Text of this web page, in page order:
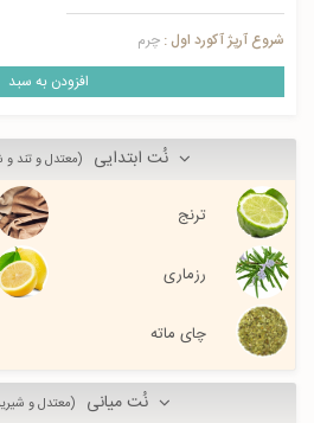
شروع آرپژ آکورد اول : چرم
افزودن به سبد
نُت ابتدایی (معتدل و تند
ترنج
رزماری
چای ماته
نُت میانی (معتدل و